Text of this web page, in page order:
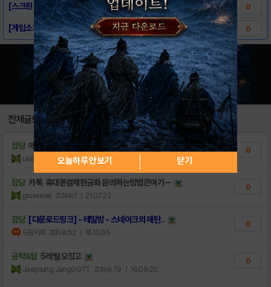
[스크린샷] - 테일밤 - 스네이크의 재탄생 0
[게임소개] - 테일밤 - 스네이크의 재탄생 0
전체글보기
잡담 에르메스파리본점 중독인 것 같나요ꈭ
ueiozgb 조회수:1 | 21.11.15
0
잡담 카톡 휴대폰결제현금화 문의하는방법은여기－
gxuwxow 조회수:1 | 21.07.22
0
잡담 [다운로드링크] - 테일밤 - 스네이크의 재탄..
드림키퍼 조회수:52 | 16.10.05
0
공략&팁 5레벨 오징고
Jaeyoung JangGG7T 조회수:79 | 16.09.20
0
오늘하루 안보기 닫기